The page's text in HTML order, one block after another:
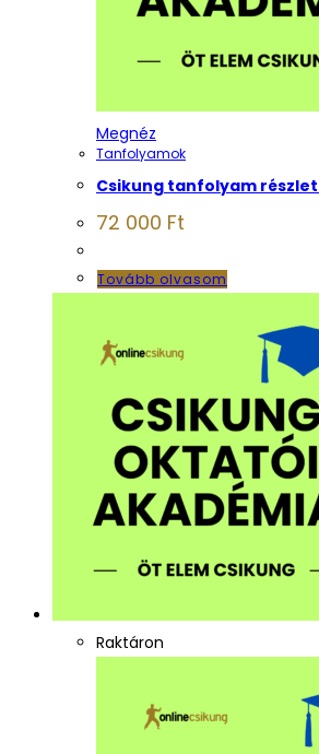
Megnéz
Tanfolyamok
Csikung tanfolyam
72 000 Ft
Tovább olvasom
Raktáron